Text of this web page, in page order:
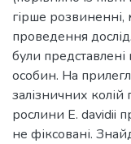
гірше розвиненні,
проведення
були
особин. На
залізничних
рослини E. davidii
не фіксовані.